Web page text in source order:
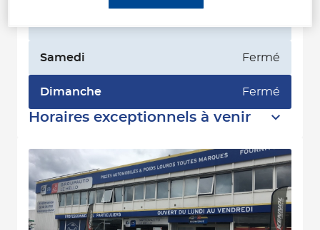
Samedi Fermé
Dimanche Fermé
Horaires exceptionnels à venir